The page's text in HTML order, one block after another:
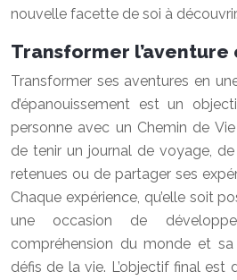
nouvelle facette de soi à découvrir.
Transformer l’aventure
Transformer ses aventures en
d’épanouissement est un
personne avec un Chemin de
de tenir un journal de voyage,
retenues ou de partager ses
Chaque expérience, qu’elle soit
une occasion de
compréhension du monde et
défis de la vie. L’objectif final est